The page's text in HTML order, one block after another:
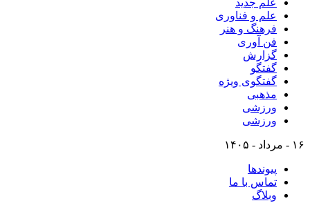
علم و فناوری
فرهنگ و هنر
فن آوری
گزارش
گفتگو
گفتگوی ویژه
مذهبی
ورزشی
ورزشی
۱۶ - مرداد - ۱۴۰۵
پیوندها
تماس با ما
وبلاگ